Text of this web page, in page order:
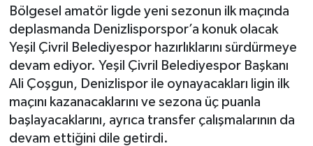
Bölgesel amatör ligde yeni sezonun ilk maçında
deplasmanda Denizlisporspor’a konuk olacak
Yeşil Çivril Belediyespor hazırlıklarını sürdürmeye
devam ediyor. Yeşil Çivril Belediyespor Başkanı
Ali Çoşgun, Denizlispor ile oynayacakları ligin ilk
maçını kazanacaklarını ve sezona üç puanla
başlayacaklarını, ayrıca transfer çalışmalarının da
devam ettiğini dile getirdi.
EKONOMİ
KÜLTÜR SANAT
SPOR
MAGAZİN
Tüm Manşetler
Son Dakika Haberleri
Haber Arşivi